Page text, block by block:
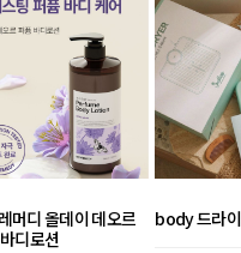
머디 올데이 데오르
디로션
body 드라